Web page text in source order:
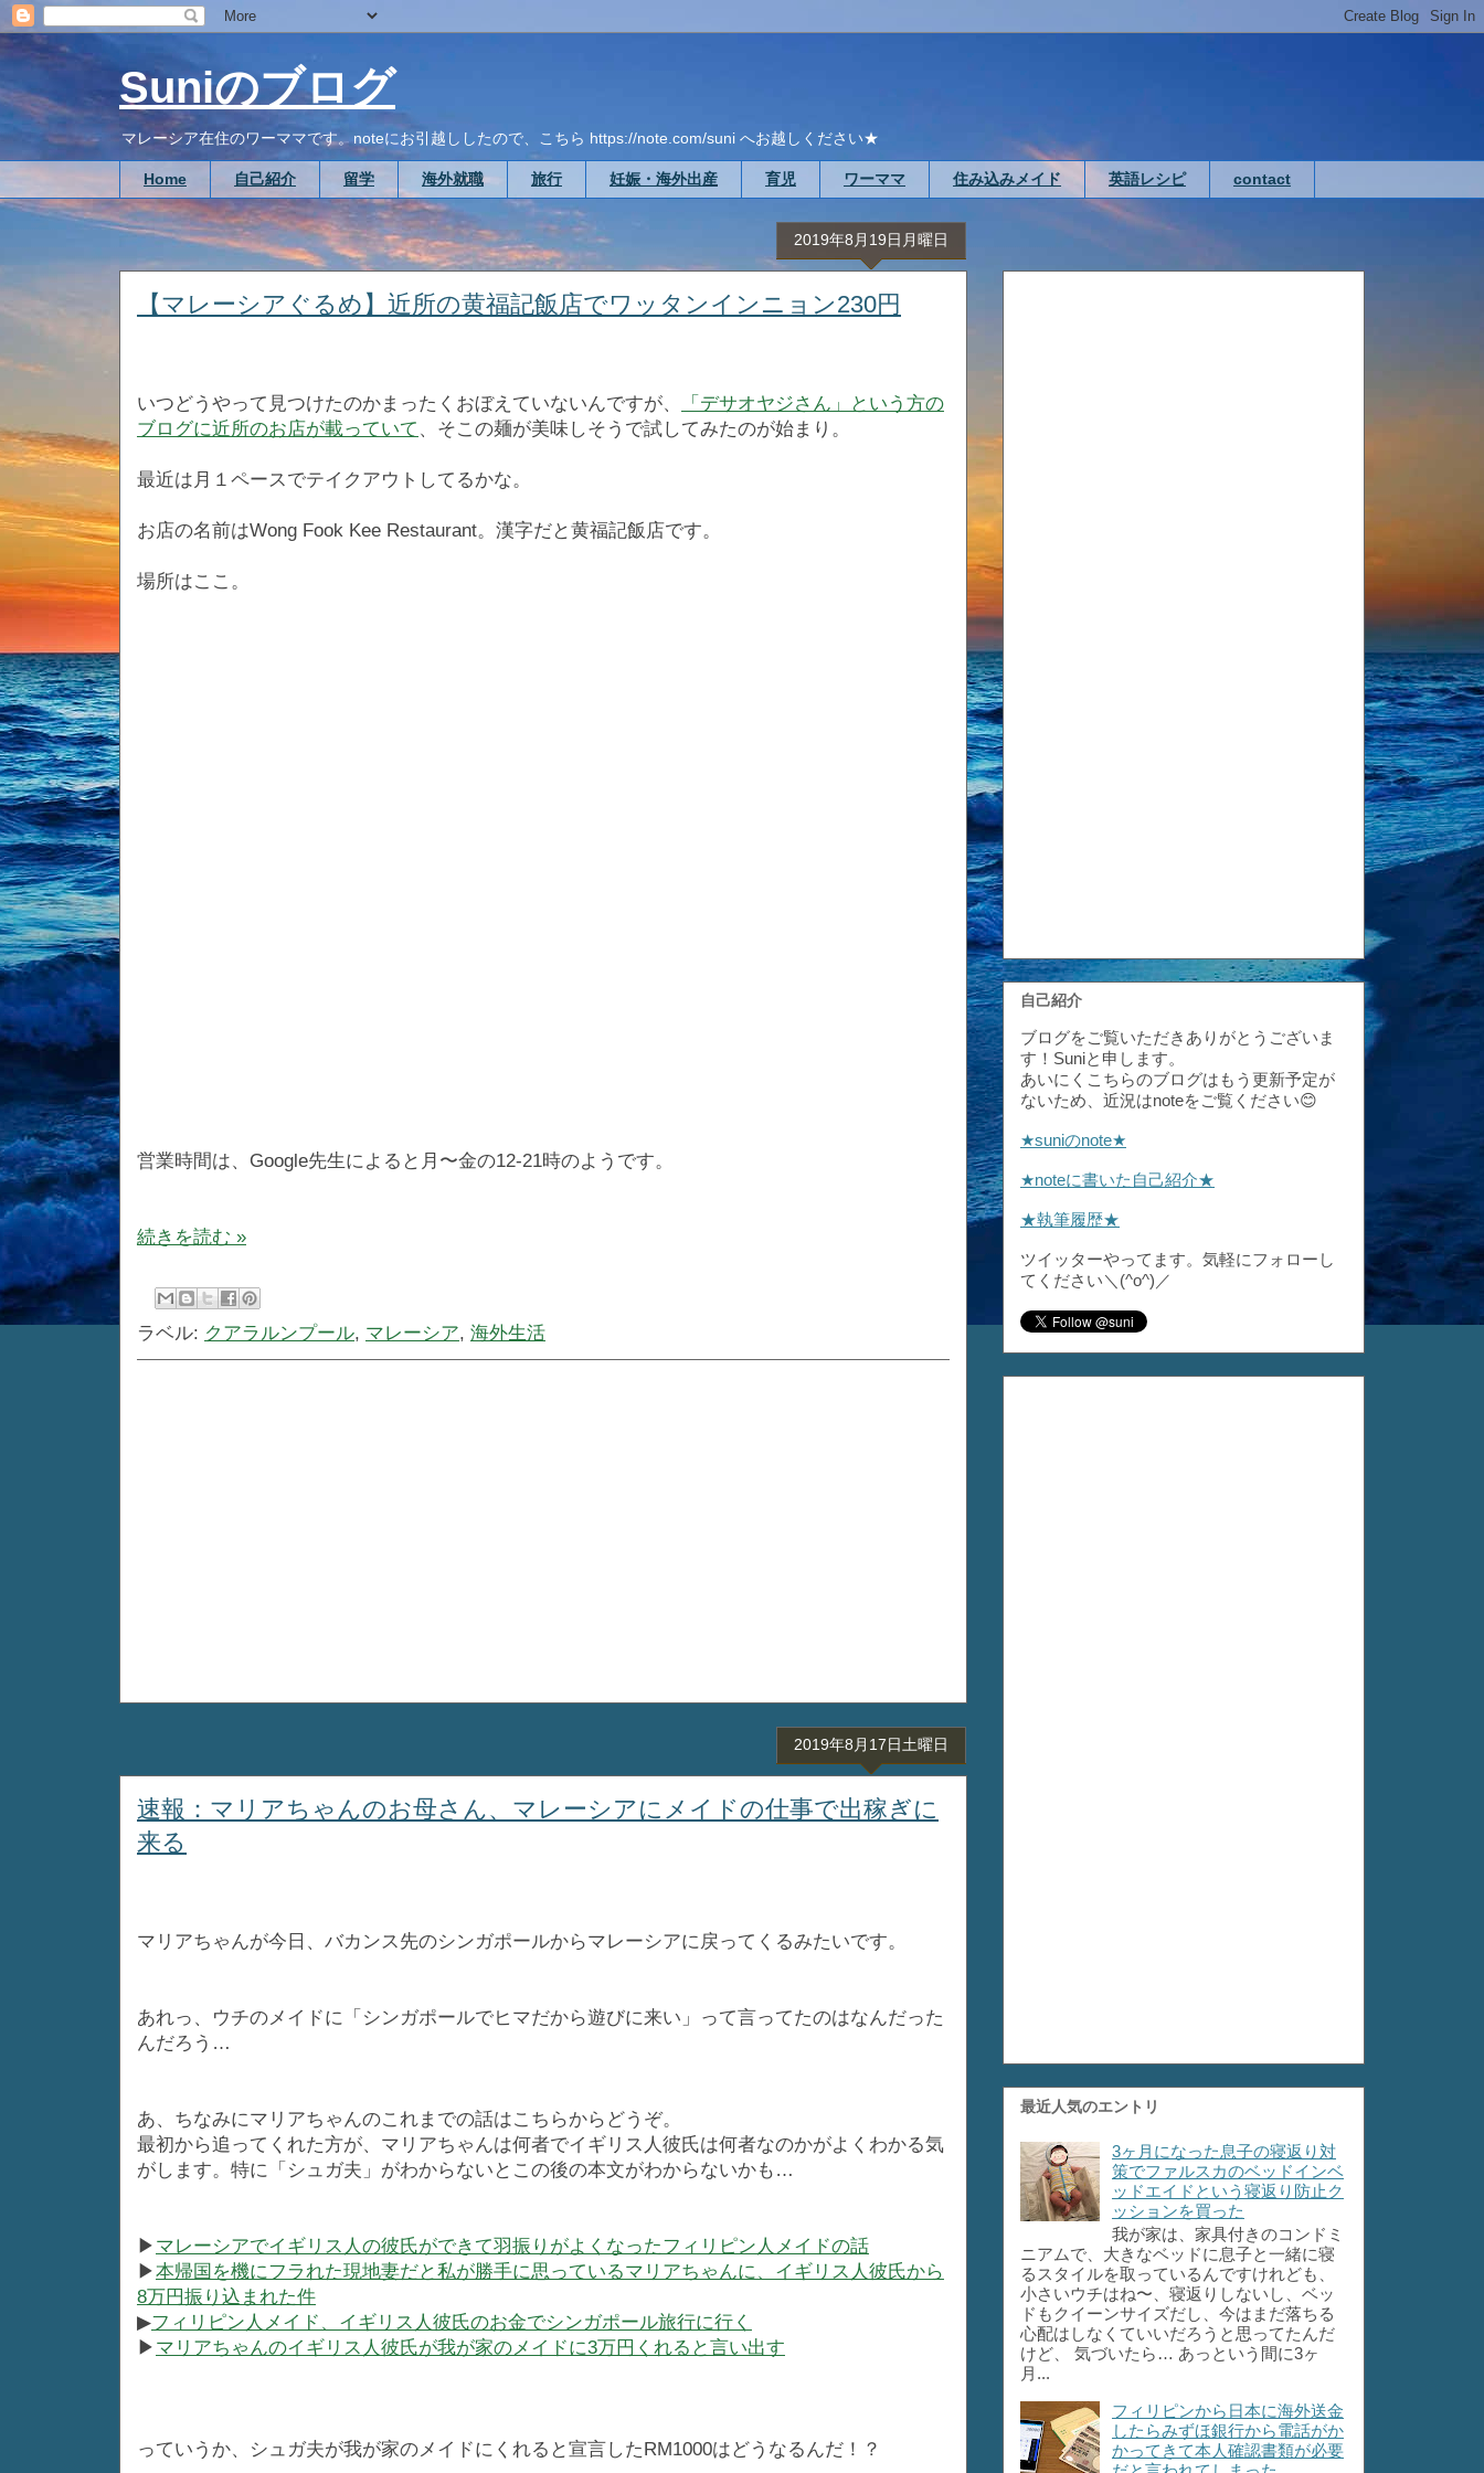
Suniのブログ
マレーシア在住のワーママです。noteにお引越ししたので、こちら https://note.com/suni へお越しください★
Home 自己紹介 留学 海外就職 旅行 妊娠・海外出産 育児 ワーママ 住み込みメイド 英語レシピ contact
2019年8月19日月曜日
【マレーシアぐるめ】近所の黄福記飯店でワッタンインニョン230円
いつどうやって見つけたのかまったくおぼえていないんですが、
「デサオヤジさん」という方の
ブログに近所のお店が載っていて 、そこの麺が美味しそうで試してみたのが始まり。
最近は月１ペースでテイクアウトしてるかな。
お店の名前はWong Fook Kee Restaurant。漢字だと黄福記飯店です。
場所はここ。
営業時間は、Google先生によると月〜金の12-21時のようです。
続きを読む »
ラベル: クアラルンプール, マレーシア, 海外生活
2019年8月17日土曜日
速報：マリアちゃんのお母さん、マレーシアにメイドの仕事で出稼ぎに
来る
マリアちゃんが今日、バカンス先のシンガポールからマレーシアに戻ってくるみたいです。
あれっ、ウチのメイドに「シンガポールでヒマだから遊びに来い」って言ってたのはなんだった
んだろう…
あ、ちなみにマリアちゃんのこれまでの話はこちらからどうぞ。
最初から追ってくれた方が、マリアちゃんは何者でイギリス人彼氏は何者なのかがよくわかる気
がします。特に「シュガ夫」がわからないとこの後の本文がわからないかも…
▶ マレーシアでイギリス人の彼氏ができて羽振りがよくなったフィリピン人メイドの話
▶本帰国を機にフラれた現地妻だと私が勝手に思っているマリアちゃんに、イギリス人彼氏から
8万円振り込まれた件
▶フィリピン人メイド、イギリス人彼氏のお金でシンガポール旅行に行く
▶ マリアちゃんのイギリス人彼氏が我が家のメイドに3万円くれると言い出す
っていうか、シュガ夫が我が家のメイドにくれると宣言したRM1000はどうなるんだ！？
自己紹介
ブログをご覧いただきありがとうございま
す！Suniと申します。
あいにくこちらのブログはもう更新予定が
ないため、近況はnoteをご覧ください😊
★suniのnote★
★noteに書いた自己紹介★
★執筆履歴★
ツイッターやってます。気軽にフォローし
てください＼(^o^)／
最近人気のエントリ
3ヶ月になった息子の寝返り対
策でファルスカのベッドインベ
ッドエイドという寝返り防止ク
ッションを買った
我が家は、家具付きのコンドミ
ニアムで、大きなベッドに息子と一緒に寝
るスタイルを取っているんですけれども、
小さいウチはね〜、寝返りしないし、ベッ
ドもクイーンサイズだし、今はまだ落ちる
心配はしなくていいだろうと思ってたんだ
けど、 気づいたら… あっという間に3ヶ
月...
フィリピンから日本に海外送金
したらみずほ銀行から電話がか
かってきて本人確認書類が必要